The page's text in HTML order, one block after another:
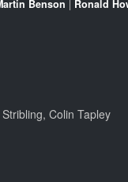
Benson | Ronald
Colin Tapley